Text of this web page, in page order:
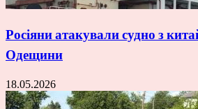
Росіяни атакували судно з
Одещини
18.05.2026